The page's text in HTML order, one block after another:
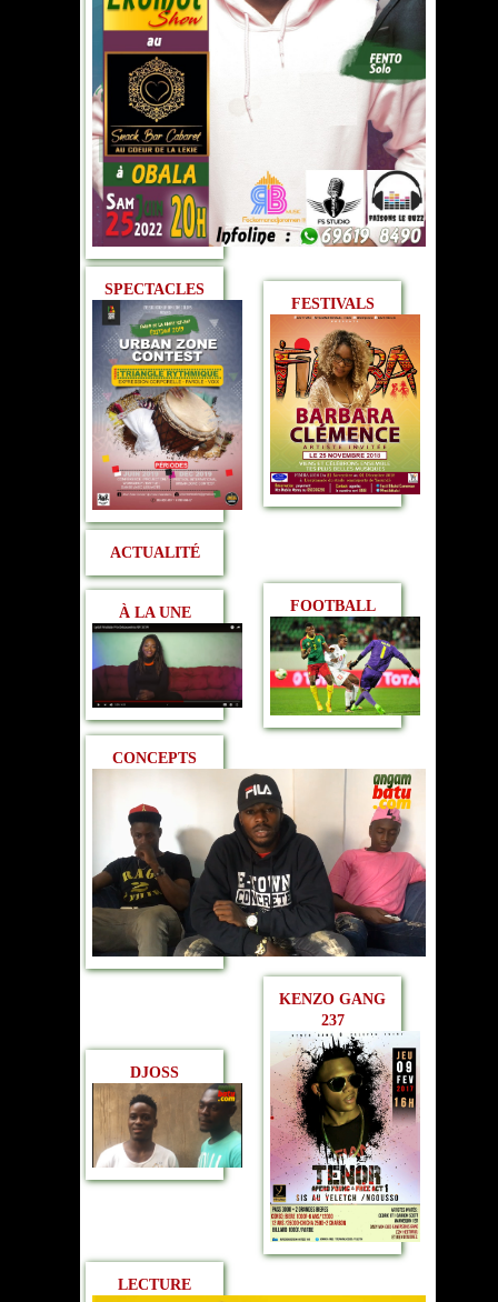
SPECTACLES
FESTIVALS
ACTUALITÉ
À LA UNE FOOTBALL
CONCEPTS
DJOSS
KENZO GANG
237
LECTURE